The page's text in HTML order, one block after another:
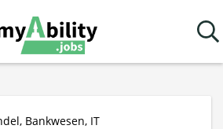
Bankwesen, IT